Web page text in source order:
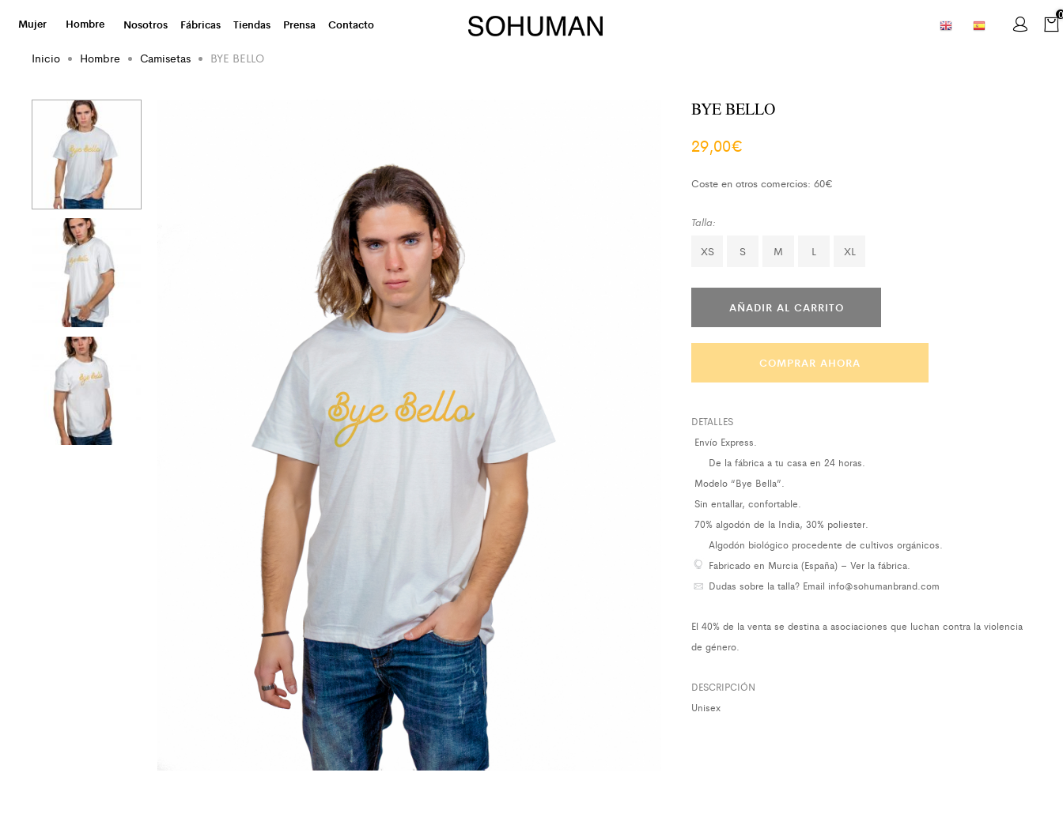
Mujer Hombre Nosotros Fábricas Tiendas Prensa Contacto
0
Inicio Hombre Camisetas BYE BELLO
BYE BELLO
29,00€
Coste en otros comercios: 60€
Talla:
XS
S M L XL
AÑADIR AL CARRITO
COMPRAR AHORA
DETALLES
Envío Express.
De la fábrica a tu casa en 24 horas.
Modelo “Bye Bella”.
Sin entallar, confortable.
70% algodón de la India, 30% poliester.
Algodón biológico procedente de cultivos orgánicos.
Fabricado en Murcia (España) –Ver la fábrica.
Dudas sobre la talla? Email info@sohumanbrand.com
El 40% de la venta se destina a asociaciones que luchan contra la violencia
de género.
DESCRIPCIÓN
Unisex